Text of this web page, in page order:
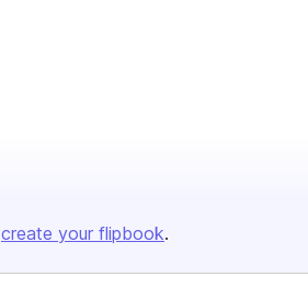
create your flipbook.